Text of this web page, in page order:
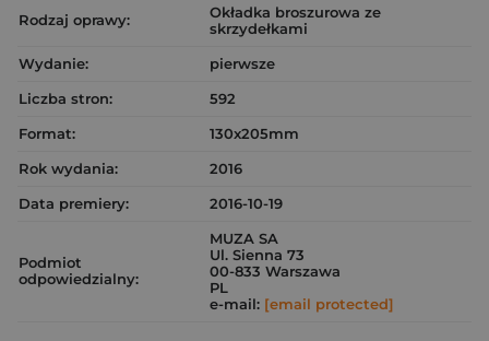
Rodzaj oprawy:
Okładka broszurowa ze
skrzydełkami
Wydanie:
pierwsze
Liczba stron:
592
Format:
130x205mm
Rok wydania:
2016
Data premiery:
2016-10-19
Podmiot
odpowiedzialny:
MUZA SA
Ul. Sienna 73
00-833 Warszawa
PL
e-mail: [email protected]